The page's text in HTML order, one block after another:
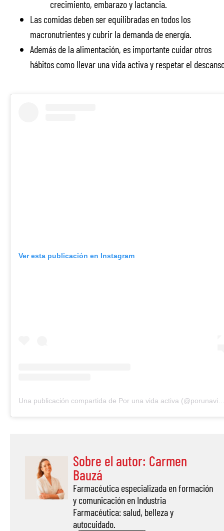
crecimiento, embarazo y lactancia.
Las comidas deben ser equilibradas en todos los
macronutrientes y cubrir la demanda de energía.
Además de la alimentación, es importante cuidar otros
hábitos como llevar una vida activa y respetar el
Ver esta publicación en Instagram
Sobre el autor: Carmen
Bauzá
Farmacéutica especializada en formación
y comunicación en Industria
Farmacéutica: salud, belleza y
autocuidado.